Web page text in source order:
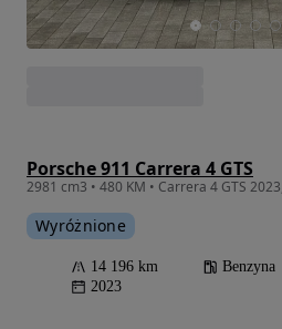
Porsche 911 Carrera 4 GTS
Wyróżnione
14 196 km Benzyna
2023